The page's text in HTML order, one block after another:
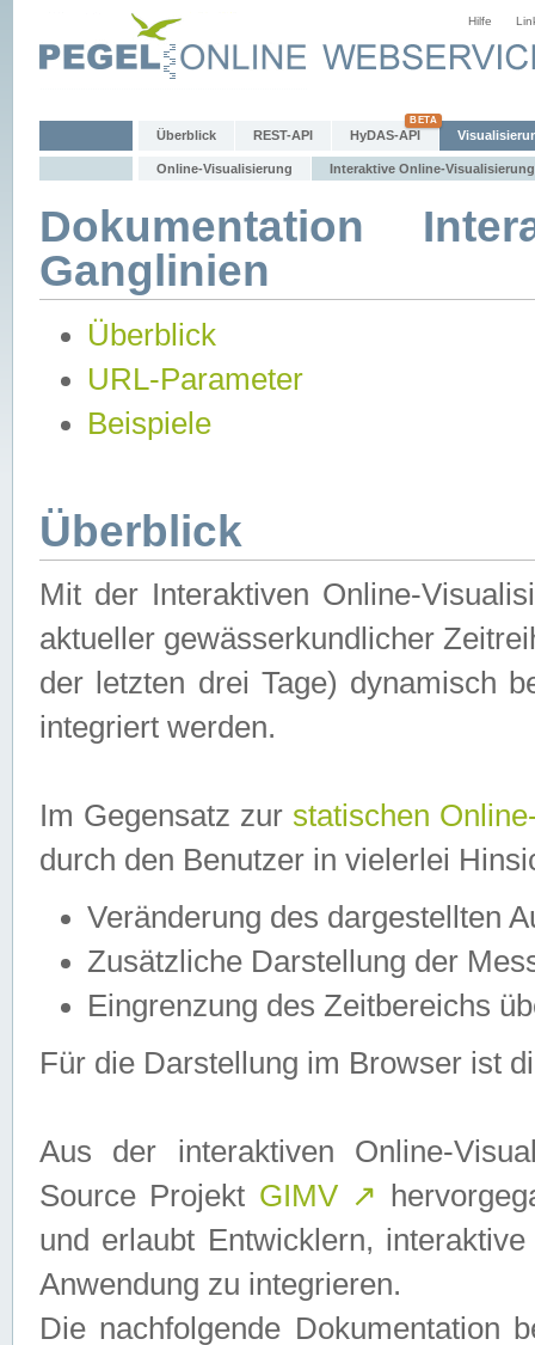
Hilfe
Überblick REST-API HyDAS-API
Online-Visualisierung Interaktive Online-Visualisierung
Dokumentation
Ganglinien
Überblick
URL-Parameter
Beispiele
Überblick
Mit der Interaktiven Online-
aktueller gewässerkundlicher
der letzten drei Tage) dynamisch
integriert werden.
Im Gegensatz zur statischen
durch den Benutzer in vielerlei
Veränderung des dargestellten
Zusätzliche Darstellung der
Eingrenzung des Zeitbereichs
Für die Darstellung im Browser ist
Aus der interaktiven Online-
Source Projekt GIMV ↗
und erlaubt Entwicklern,
Anwendung zu integrieren.
Die nachfolgende Dokumentation